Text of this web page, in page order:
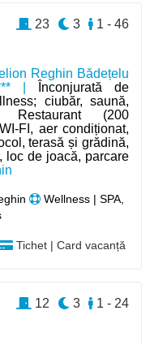
Reghin Bădețelu
*** |
Înconjurată de
ciubăr, saună,
Restaurant (200
FI, aer condiționat,
terasă și grădină,
loc de joacă, parcare
Wellness | SPA,
Tichet | Card vacanță
1 - 46
3
23
1 - 24
3
12